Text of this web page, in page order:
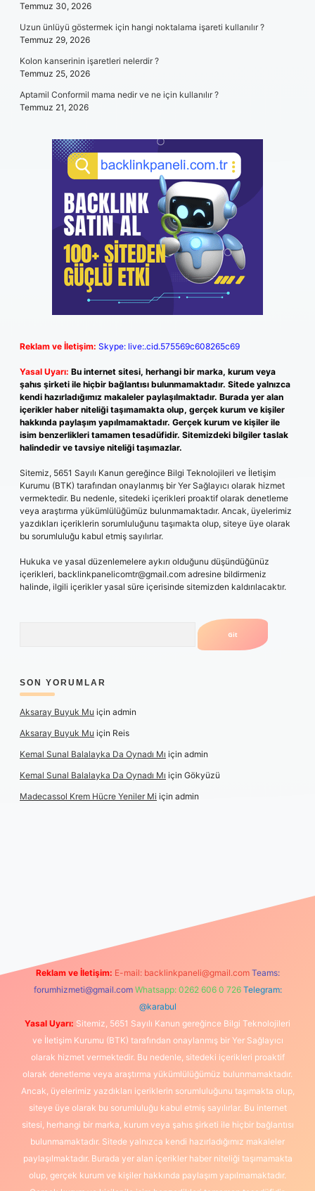
Temmuz 30, 2026
Uzun ünlüyü göstermek için hangi noktalama işareti kullanılır ?
Temmuz 29, 2026
Kolon kanserinin işaretleri nelerdir ?
Temmuz 25, 2026
Aptamil Conformil mama nedir ve ne için kullanılır ?
Temmuz 21, 2026
Reklam ve İletişim: Skype: live:.cid.575569c608265c69
Yasal Uyarı: Bu internet sitesi, herhangi bir marka, kurum veya
şahıs şirketi ile hiçbir bağlantısı bulunmamaktadır. Sitede yalnızca
kendi hazırladığımız makaleler paylaşılmaktadır. Burada yer alan
içerikler haber niteliği taşımamakta olup, gerçek kurum ve kişiler
hakkında paylaşım yapılmamaktadır. Gerçek kurum ve kişiler ile
isim benzerlikleri tamamen tesadüfidir. Sitemizdeki bilgiler taslak
halindedir ve tavsiye niteliği taşımazlar.
Sitemiz, 5651 Sayılı Kanun gereğince Bilgi Teknolojileri ve İletişim
Kurumu (BTK) tarafından onaylanmış bir Yer Sağlayıcı olarak hizmet
vermektedir. Bu nedenle, sitedeki içerikleri proaktif olarak denetleme
veya araştırma yükümlülüğümüz bulunmamaktadır. Ancak, üyelerimiz
yazdıkları içeriklerin sorumluluğunu taşımakta olup, siteye üye olarak
bu sorumluluğu kabul etmiş sayılırlar.
Hukuka ve yasal düzenlemelere aykırı olduğunu düşündüğünüz
içerikleri, backlinkpanelicomtr@gmail.com adresine bildirmeniz
halinde, ilgili içerikler yasal süre içerisinde sitemizden kaldırılacaktır.
SON YORUMLAR
Aksaray Buyuk Mu için admin
Aksaray Buyuk Mu için Reis
Kemal Sunal Balalayka Da Oynadı Mı için admin
Kemal Sunal Balalayka Da Oynadı Mı için Gökyüzü
Madecassol Krem Hücre Yeniler Mi için admin
Reklam ve İletişim: E-mail: backlinkpaneli@gmail.com Teams:
forumhizmeti@gmail.com Whatsapp: 0262 606 0 726 Telegram:
@karabul
Yasal Uyarı: Sitemiz, 5651 Sayılı Kanun gereğince Bilgi Teknolojileri
ve İletişim Kurumu (BTK) tarafından onaylanmış bir Yer Sağlayıcı
olarak hizmet vermektedir. Bu nedenle, sitedeki içerikleri proaktif
olarak denetleme veya araştırma yükümlülüğümüz bulunmamaktadır.
Ancak, üyelerimiz yazdıkları içeriklerin sorumluluğunu taşımakta olup,
siteye üye olarak bu sorumluluğu kabul etmiş sayılırlar. Bu internet
sitesi, herhangi bir marka, kurum veya şahıs şirketi ile hiçbir bağlantısı
bulunmamaktadır. Sitede yalnızca kendi hazırladığımız makaleler
paylaşılmaktadır. Burada yer alan içerikler haber niteliği taşımamakta
olup, gerçek kurum ve kişiler hakkında paylaşım yapılmamaktadır.